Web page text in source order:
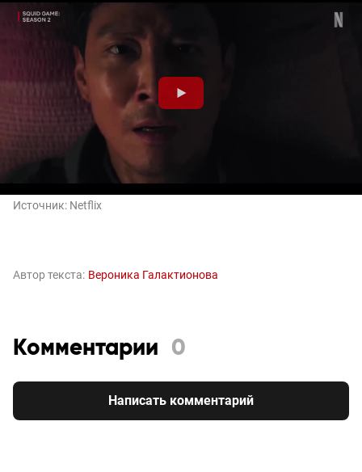
Источник: Netflix
Автор текста: Вероника Галактионова
Комментарии 0
Написать комментарий